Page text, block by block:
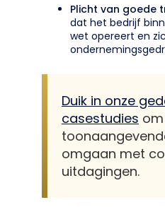
Plicht van goede
dat het bedrijf
wet opereert en
Duik in onze
casestudies
omgaan met
uitdagingen.